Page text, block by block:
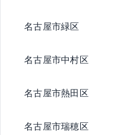
名古屋市緑区
名古屋市中村区
名古屋市熱田区
名古屋市瑞穂区